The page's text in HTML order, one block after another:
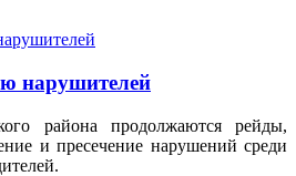
нарушителей
района продолжаются рейды,
и пресечение нарушений среди